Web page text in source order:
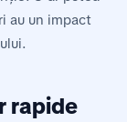
au un impact
rapide